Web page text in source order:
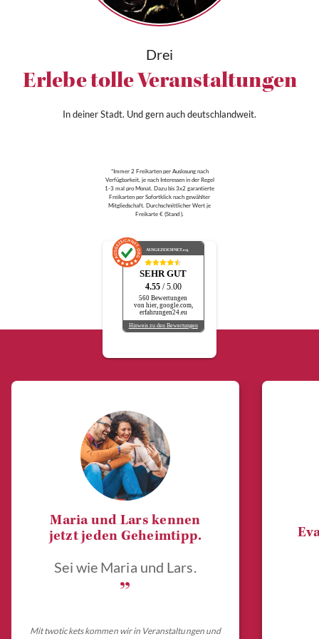
Drei
Erlebe tolle Veranstaltungen
In deiner Stadt. Und gern auch deutschlandweit.
*Immer 2 Freikarten per Auslosung nach
Verfügbarkeit, je nach Interessen in der Regel
1-3 mal pro Monat. Dazu bis 3x2 garantierte
Freikarten per Sofortklick nach gewählter
Mitgliedschaft. Durchschnittlicher Wert je
Freikarte € (Stand ).
AUSGEZEICHNET.org
SEHR GUT
4.55 / 5.00
560 Bewertungen
von hier, google.com,
erfahrungen24.eu
Hinweis zu den Bewertungen
Maria und Lars kennen
jetzt jeden Geheimtipp.
Sei wie Maria und Lars.
„
Mit twotickets kommen wir in Veranstaltungen und